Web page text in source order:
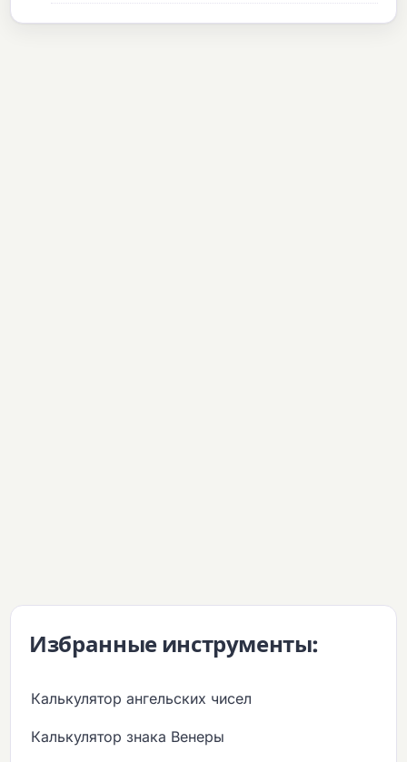
Избранные инструменты:
Калькулятор ангельских чисел
Калькулятор знака Венеры